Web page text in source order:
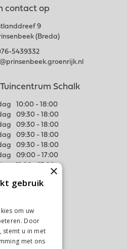
contact op
9
(Breda)
5439332
Schalk
10:00 - 18:00
09:30 - 18:00
09:30 - 18:00
09:30 - 18:00
09:30 - 18:00
09:00 - 17:00
weten
voorwaarden
Statement
×
gebruik
om uw
Door
stemt u in met
met ons